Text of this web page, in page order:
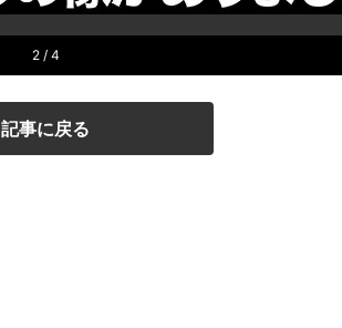
2/ 4
記事に戻る